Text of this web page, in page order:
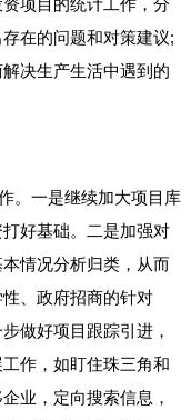
项目的统计工作，分
在的问题和对策建议;
决生产生活中遇到的
。一是继续加大项目库
好基础。二是加强对
情况分析归类，从而
、政府招商的针对
做好项目跟踪引进，
作，如盯住珠三角和
业，定向搜索信息，